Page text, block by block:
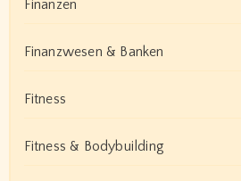
Finanzen
Finanzwesen & Banken
Fitness
Fitness & Bodybuilding